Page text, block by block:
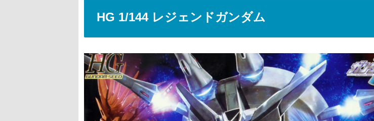
HG 1/144 レジェンドガンダム